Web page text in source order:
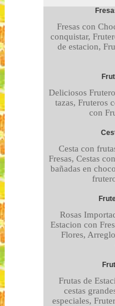
Fresas con
conquistar,
de estacion,
Deliciosos
tazas, Fruteros
con
Cesta con
Fresas, Cestas
bañadas en
Rosas
Estacion con
Flores,
Frutas de
cestas
especiales,